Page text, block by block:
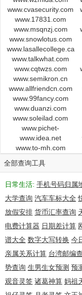
Domain Status:
Registry Registrant ID:
Registrant Name: xu
Registrant
Registrant Street:
Registrant City: Foshan
Registrant State/
Registrant Postal
Registrant Country:
Registrant Phone:
Registrant Phone Ext:
Registrant Fax:
Registrant Fax Ext:
Registrant Email:
Registry Admin ID:
Admin Organization:
Admin Street:
Admin City: Foshan
Admin State/
Admin Postal Code:
Admin Country: China
Admin Phone:
Admin Phone Ext:
Admin Fax:
Admin Fax Ext:
Admin Email:
www.cvasecurity.com
www.17831.com
www.msqnzj.com
www.snowlotus.com
www.lasallecollege.ca
www.talkwhat.com
www.cqtwzs.com
www.semikron.cn
www.allfriendcn.com
www.99fancy.com
www.duanzi.com
www.soleilad.com
www.pichet-
immobilier.fr
www.idea.net
www.to-mh.com
全部查询工具
日常生活: 手机号码归属
大学查询 汽车车标大全
放假安排 货币汇率查询
电费计算器 日期差计算
谱大全 数字大写转换 今
亲属关系计算 台湾邮编
势查询 生男生女预测 预
观音灵签 诸葛神算 妈祖